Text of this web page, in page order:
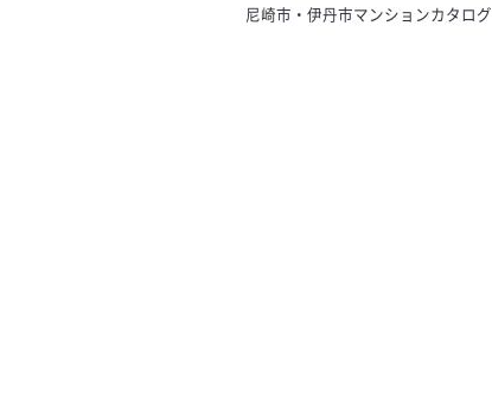
尼崎市・伊丹市マンションカタログ